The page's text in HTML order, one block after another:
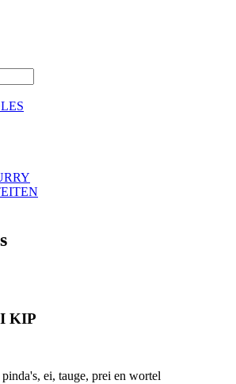
KIP
ei, tauge, prei en wortel